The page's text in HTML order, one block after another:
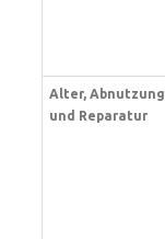
Alter, Abnutzung
und Reparatur